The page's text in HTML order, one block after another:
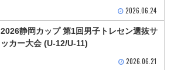
2026.06.24
2026静岡カップ 第1回男子トレセン選抜サ
ッカー大会 (U-12/U-11)
2026.06.21